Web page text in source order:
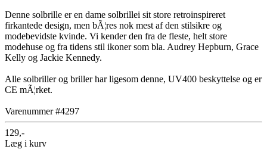
Denne solbrille er en dame solbrillei sit store retroinspireret
firkantede design, men bÃ¦res nok mest af den stilsikre og
modebevidste kvinde. Vi kender den fra de fleste, helt store
modehuse og fra tidens stil ikoner som bla. Audrey Hepburn, Grace
Kelly og Jackie Kennedy.
Alle solbriller og briller har ligesom denne, UV400 beskyttelse og er
CE mÃ¦rket.
Varenummer #4297
129,-
Læg i kurv